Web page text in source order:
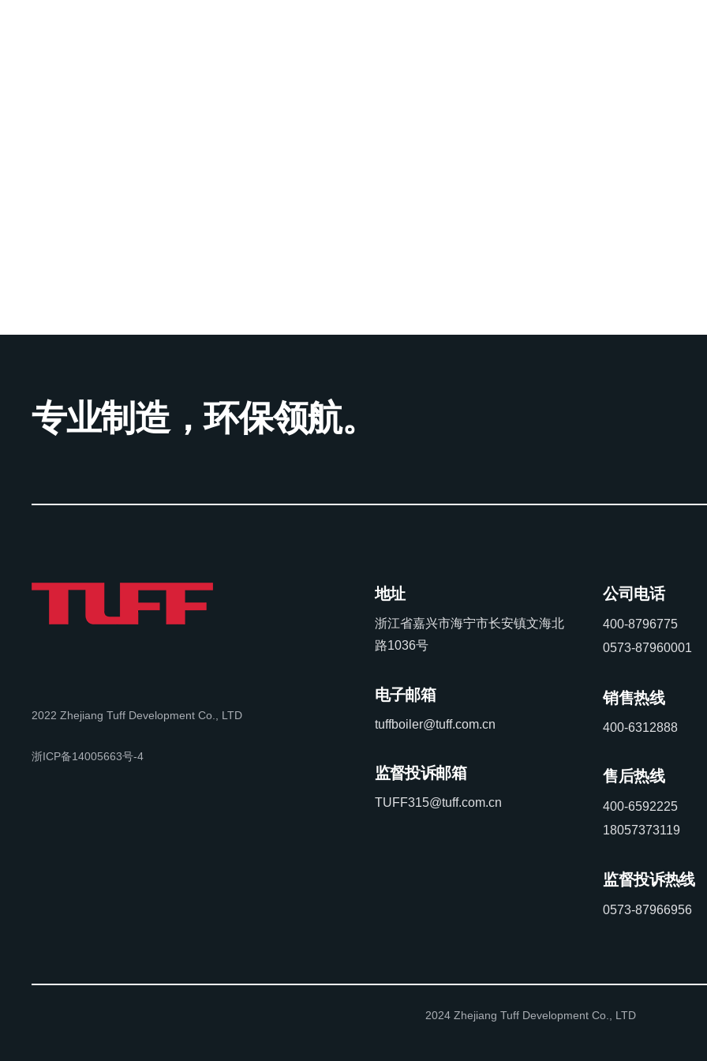
专业制造，环保领航。
2022 Zhejiang Tuff Development Co., LTD
浙ICP备14005663号-4
地址
浙江省嘉兴市海宁市长安镇文海北
路1036号
电子邮箱
tuffboiler@tuff.com.cn
监督投诉邮箱
TUFF315@tuff.com.cn
公司电话
400-8796775
0573-87960001
销售热线
400-6312888
售后热线
400-6592225
18057373119
监督投诉热线
0573-87966956
2024 Zhejiang Tuff Development Co., LTD